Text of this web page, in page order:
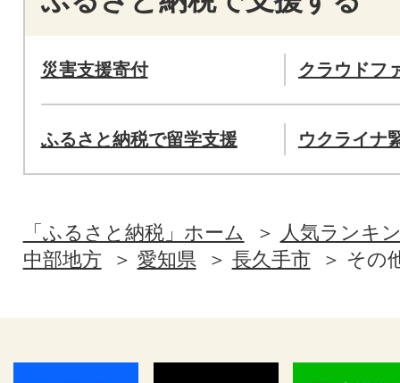
災害支援寄付 クラウドフ
ふるさと納税で留学支援 ウクライナ
「ふるさと納税」ホーム
人気ランキ
中部地方
愛知県 長久手市 その